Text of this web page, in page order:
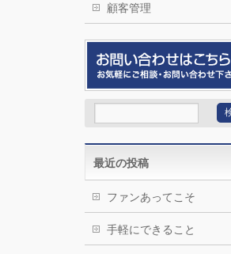
顧客管理
最近の投稿
ファンあってこそ
手軽にできること